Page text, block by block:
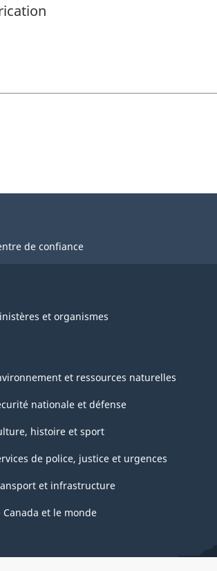
de confiance
et organismes
et ressources naturelles
nationale et défense
histoire et sport
de police, justice et urgences
et infrastructure
Canada et le monde